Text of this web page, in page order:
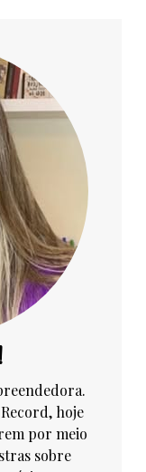
hoje
por meio
sobre